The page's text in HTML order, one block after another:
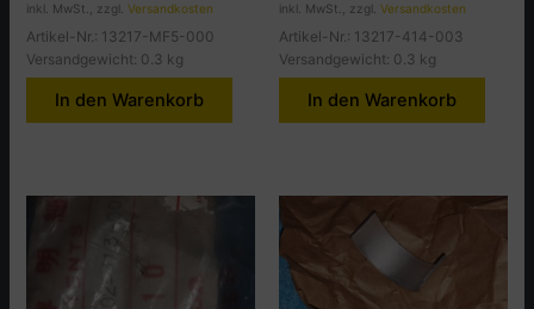
inkl. MwSt., zzgl.Versandkosten
Artikel-Nr.: 13217-MF5-000
Versandgewicht: 0.3 kg
In den Warenkorb
inkl. MwSt., zzgl. Versandkosten
Artikel-Nr.: 13217-414-003
Versandgewicht: 0.3 kg
In den Warenkorb